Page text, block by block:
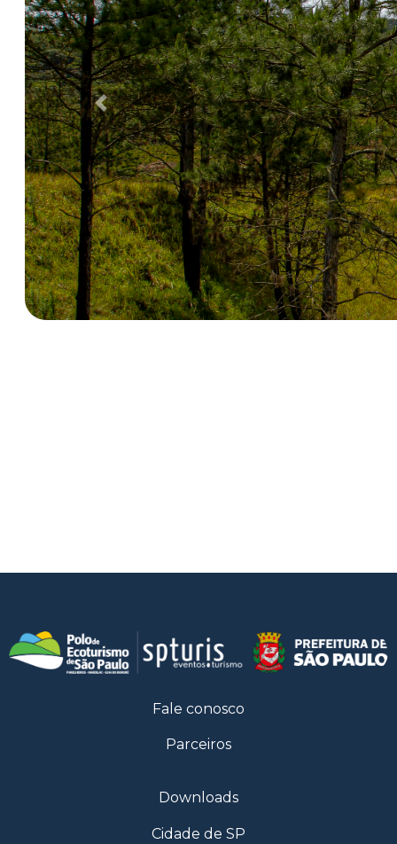
Anterior
Fale conosco
Parceiros
Downloads
Cidade de SP